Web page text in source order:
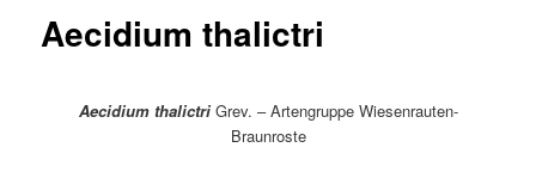
Aecidium thalictri
Aecidium thalictri Grev. – Artengruppe Wiesenrauten-
Braunroste